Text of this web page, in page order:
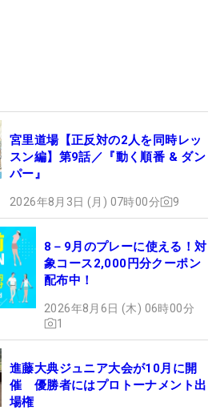
宮里道場【正反対の2人を同時レッ
スン編】第9話／『動く順番 & ダン
パー』
2026年8月3日 (月) 07時00分 9
8－9月のプレーに使える！対
象コース2,000円分クーポン
配布中！
2026年8月6日 (木) 06時00分
1
進藤大典ジュニア大会が10月に開
催 優勝者にはプロトーナメント出
場権